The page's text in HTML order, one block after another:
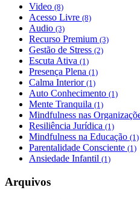
Video (8)
Acesso Livre (8)
Audio (3)
Recurso Premium (3)
Gestão de Stress (2)
Escuta Ativa (1)
Presença Plena (1)
Calma Interior (1)
Auto Conhecimento (1)
Mente Tranquila (1)
Mindfulness nas
Resiliência Jurídica (1)
Mindfulness na Educação (1)
Parentalidade Consciente (1)
Ansiedade Infantil (1)
Arquivos